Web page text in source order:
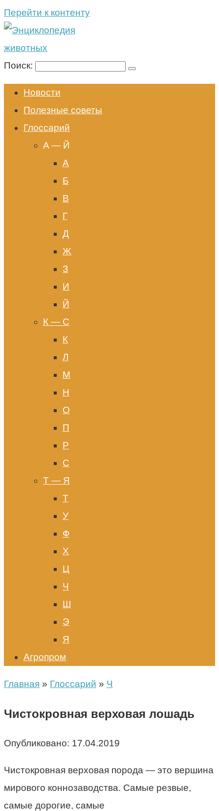
Перейти к контенту
Поиск:
Новости
Полезные советы
Глоссарий
A — Й
А
Б
В
Г
Д
Ж
З
И
Й
К — С
К
Л
М
Н
О
П
Р
С
Т — Я
Т
У
Ф
Х
Ц
Ч
Ш
Э
Я
Агропром
Главная » Глоссарий » Ч
Чистокровная верховая лошадь
Опубликовано: 17.04.2019
Чистокровная верховая порода — это вершина
мирового коннозаводства. Самые резвые,
самые дорогие, самые